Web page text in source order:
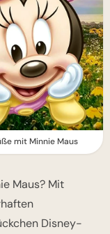
mit Minnie Maus
Maus? Mit
Disney-